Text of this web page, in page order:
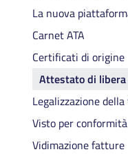
La nuova
Carnet ATA
Certificati di origine
Attestato di
Legalizzazione
Visto per
Vidimazione fatture